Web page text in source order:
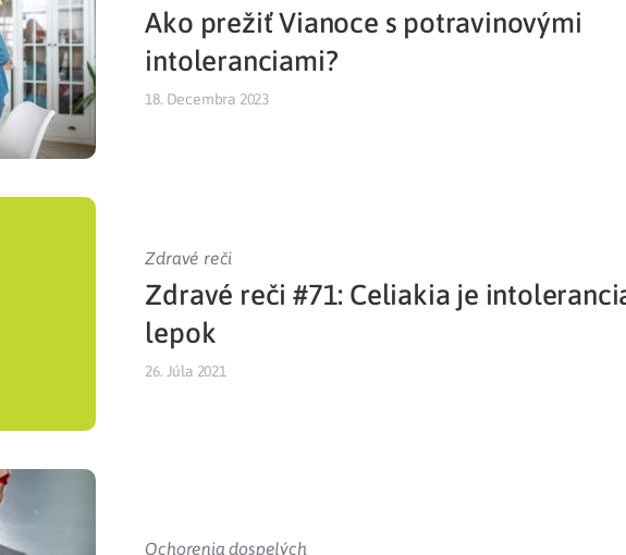
pre cudzincov Liečba v zahraničí
Ako prežiť Vianoce s potravinovými
intoleranciami?
18. Decembra 2023
Zdravé reči
Zdravé reči #71: Celiakia je
lepok
26. Júla 2021
Ochorenia dospelých